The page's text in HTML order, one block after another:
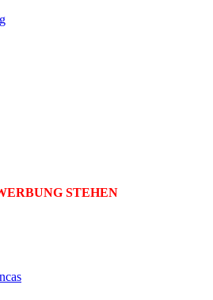
STEHEN